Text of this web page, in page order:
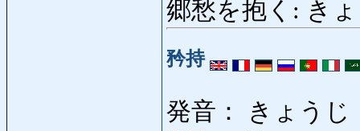
郷愁を抱く: き
矜持
発音： きょうじ